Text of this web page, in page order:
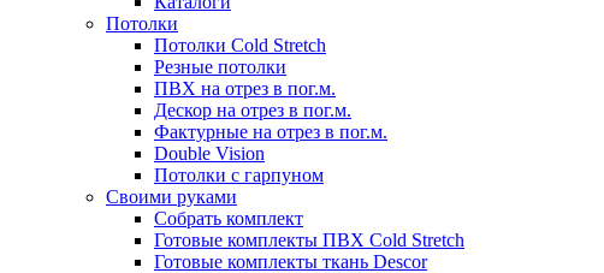
Потолки
Потолки Cold Stretch
Резные потолки
ПВХ на отрез в пог.м.
Дескор на отрез в пог.м.
Фактурные на отрез в пог.м.
Double Vision
Потолки с гарпуном
Своими руками
Собрать комплект
Готовые комплекты ПВХ Cold Stretch
Готовые комплекты ткань Descor